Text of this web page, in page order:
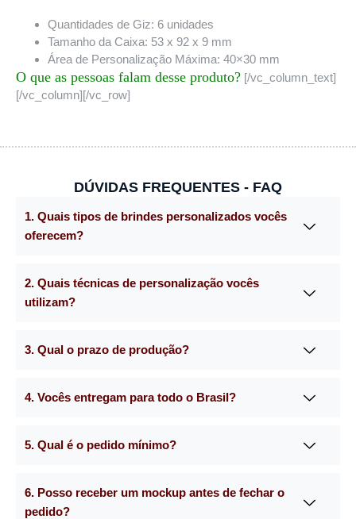
Quantidades de Giz: 6 unidades
Tamanho da Caixa: 53 x 92 x 9 mm
Área de Personalização Máxima: 40×30 mm
O que as pessoas falam desse produto? [/vc_column_text]
[/vc_column][/vc_row]
DÚVIDAS FREQUENTES - FAQ
1. Quais tipos de brindes personalizados vocês
oferecem?
2. Quais técnicas de personalização vocês
utilizam?
3. Qual o prazo de produção?
4. Vocês entregam para todo o Brasil?
5. Qual é o pedido mínimo?
6. Posso receber um mockup antes de fechar o
pedido?